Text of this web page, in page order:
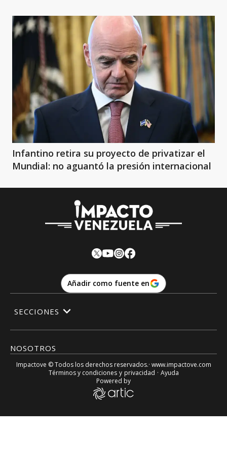
Infantino retira su proyecto de privatizar el
Mundial: no aguantó la presión internacional
Añadir como fuente en
NOSOTROS
SECCIONES
Impactove © Todos los derechos reservados.· www.impactove.com
Términos y condiciones y privacidad · Ayuda
Powered by